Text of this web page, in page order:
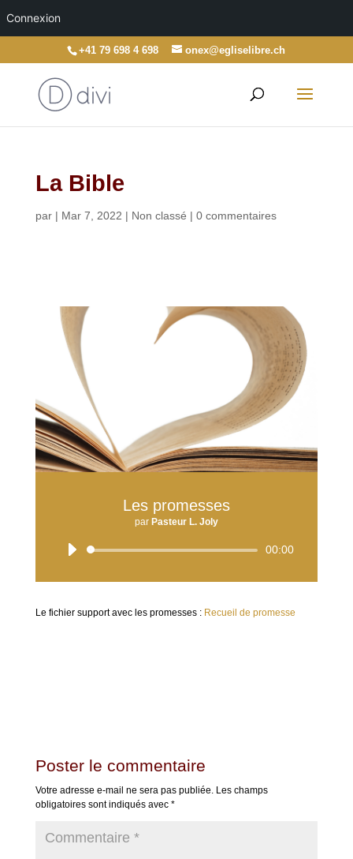
Connexion
+41 79 698 4 698 onex@egliselibre.ch
La Bible
par | Mar 7, 2022 | Non classé | 0 commentaires
Les promesses
par Pasteur L. Joly
Lecteur
00:00
Le fichier support avec les promesses : Recueil de promesse
Poster le commentaire
Votre adresse e-mail ne sera pas publiée. Les champs
obligatoires sont indiqués avec *